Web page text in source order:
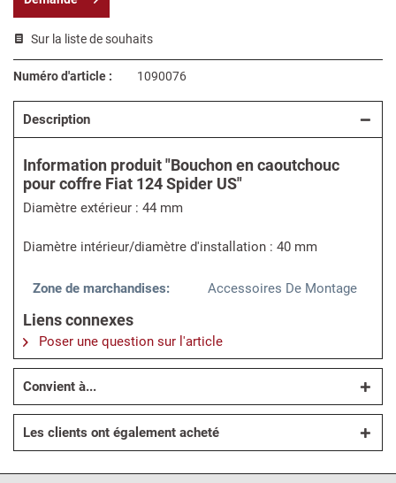
Sur la liste de souhaits
Numéro d'article : 1090076
Description
Information produit "Bouchon en caoutchouc
pour coffre Fiat 124 Spider US"
Diamètre extérieur : 44 mm
Diamètre intérieur/diamètre d'installation : 40 mm
Zone de marchandises: Accessoires De Montage
Liens connexes
Poser une question sur l'article
Convient à...
Les clients ont également acheté